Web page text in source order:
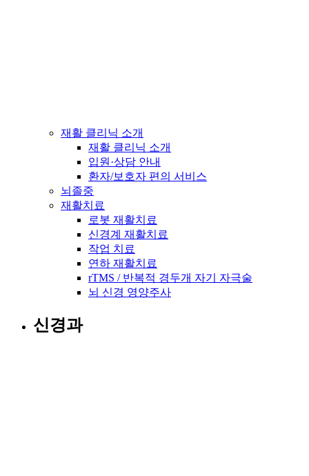
재활 클리닉 소개
재활 클리닉 소개
입원·상담 안내
환자/보호자 편의 서비스
뇌졸중
재활치료
로봇 재활치료
신경계 재활치료
작업 치료
연하 재활치료
rTMS / 반복적 경두개 자기 자극술
뇌 신경 영양주사
신경과